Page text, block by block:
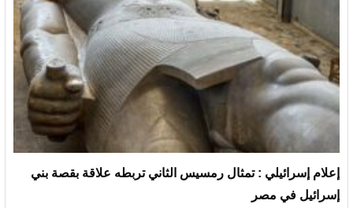
إعلام إسرائيلي : تمثال رمسيس الثاني تربطه علاقة بقصة بني
إسرائيل في مصر